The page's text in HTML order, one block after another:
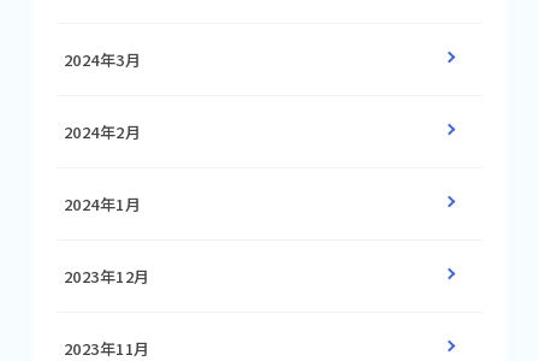
2024年3月
2024年2月
2024年1月
2023年12月
2023年11月